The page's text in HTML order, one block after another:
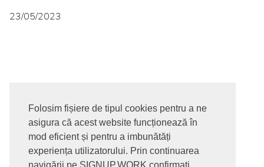
Folosim fișiere de tipul cookies pentru a ne
asigura că acest website funcționează în
mod eficient și pentru a imbunătăți
experiența utilizatorului. Prin continuarea
23/05/2023
© 2017-2026. Toate drepturile rezervate
SIGNUPDOTWORK SRLTermeni si conditii | Politica de
confidentialitate | Politica de livrare si anulare comanda |